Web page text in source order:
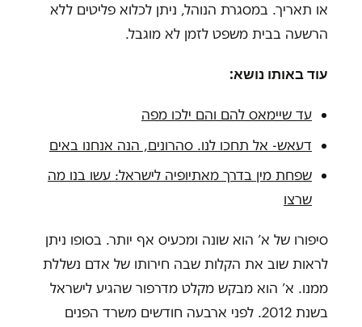
או תאריך. במסגרת הנוהל, ניתן לכלוא פליטים ללא
הרשעה בבית משפט לזמן לא מוגבל.
עוד באותו נושא:
עד שיימאס להם והם ילכו מפה
דעאש- אל תחכו לנו. סהרונים, הנה אנחנו באים
שפחת מין בדרך מאתיופיה לישראל: עשו בנו מה
שרצו
סיפורו של א’ הוא שונה ומכעיס אף יותר. בסופו ניתן
לראות שוב את הקלות שבה חירותו של אדם נשללת
ממנו. א’ הוא מבקש מקלט מדרפור שהגיע לישראל
בשנת 2012. לפני ארבעה חודשים משרד הפנים